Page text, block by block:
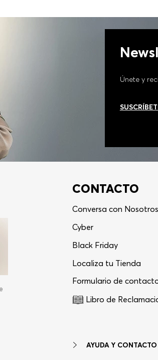
Únete y
CONTACTO
Conversa con Nosotros
Cyber
Black Friday
Localiza tu Tienda
Formulario de
Libro de
AYUDA Y CONTACTO